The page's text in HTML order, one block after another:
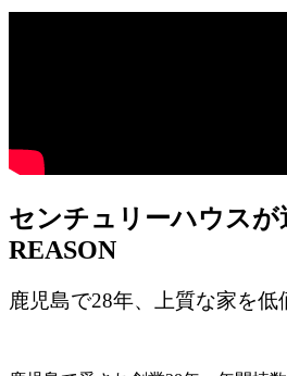
センチュリーハウスが
REASON
鹿児島で28年、上質な家を低